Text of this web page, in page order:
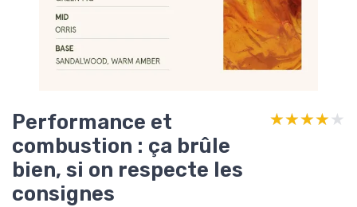
Performance et
combustion : ça brûle
bien, si on respecte les
consignes
★★★★★
★★★★★